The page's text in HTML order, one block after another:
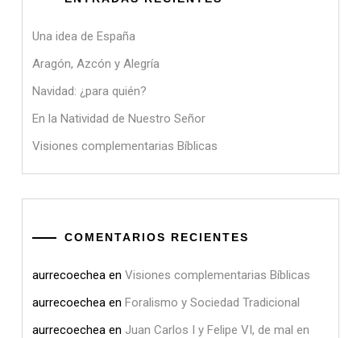
Una idea de España
Aragón, Azcón y Alegría
Navidad: ¿para quién?
En la Natividad de Nuestro Señor
Visiones complementarias Bíblicas
COMENTARIOS RECIENTES
aurrecoechea en Visiones complementarias Bíblicas
aurrecoechea en Foralismo y Sociedad Tradicional
aurrecoechea en Juan Carlos I y Felipe VI, de mal en